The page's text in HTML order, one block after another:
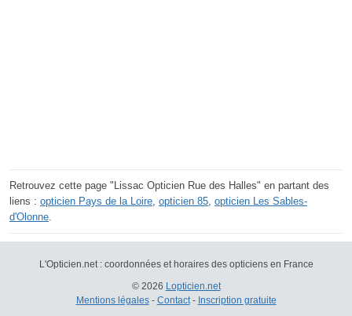
Retrouvez cette page "Lissac Opticien Rue des Halles" en partant des
liens : opticien Pays de la Loire, opticien 85, opticien Les Sables-
d'Olonne.
L'Opticien.net : coordonnées et horaires des opticiens en France
© 2026 Lopticien.net
Mentions légales- Contact- Inscription gratuite